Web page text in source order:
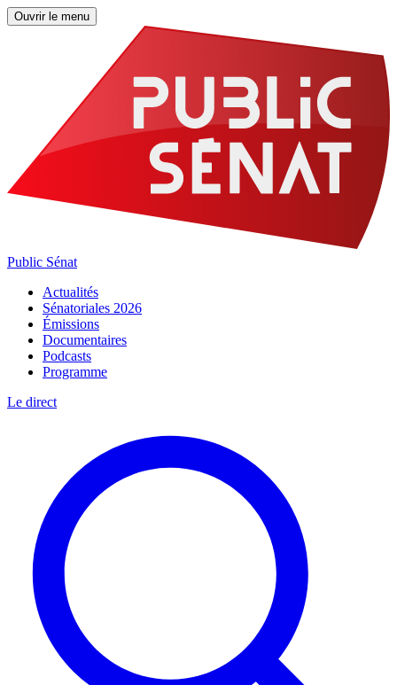
Ouvrir le menu
Public Sénat
Actualités
Sénatoriales 2026
Émissions
Documentaires
Podcasts
Programme
Le direct